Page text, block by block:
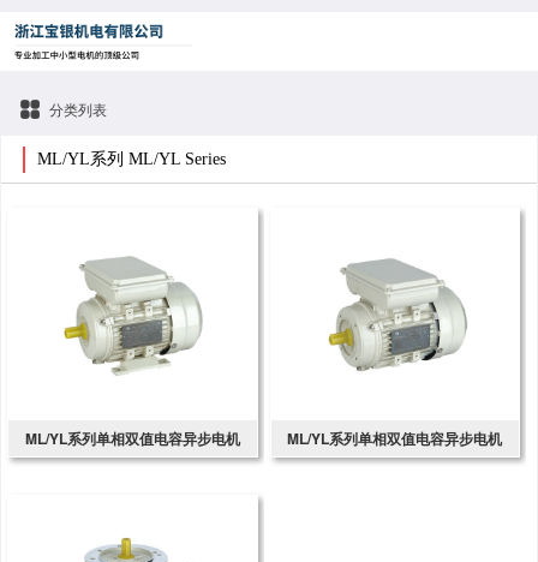
分类列表
ML/YL系列 ML/YL Series
ML/YL系列单相双值电容异步电机 ML/YL系列单相双值电容异步电机